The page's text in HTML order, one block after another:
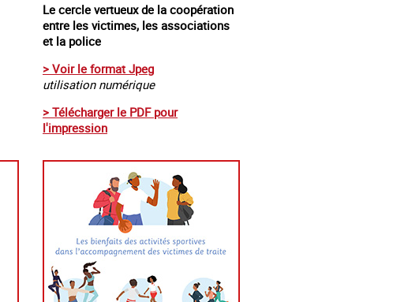
Le cercle vertueux de la coopération
entre les victimes, les associations
et la police
> Voir le format Jpeg
utilisation numérique
> Télécharger le PDF pour
l'impression